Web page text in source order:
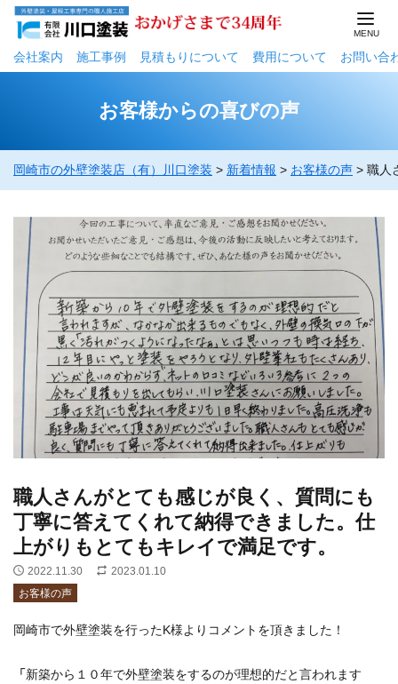
会社案内 施工事例 ⾒積もりについて 費用について お問い合
お客様からの喜びの声
岡崎市の外壁塗装店（有）川口塗装 > 新着情報 > お客様の声 > 職人
職人さんがとても感じが良く、質問にも
丁寧に答えてくれて納得できました。仕
上がりもとてもキレイで満足です。
2022.11.30
2023.01.10
お客様の声
岡崎市で外壁塗装を行ったK様よりコメントを頂きました！
「新築から１０年で外壁塗装をするのが理想的だと言われます